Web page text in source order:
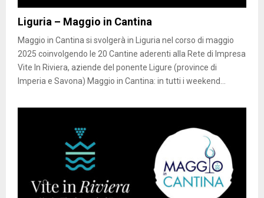
Liguria – Maggio in Cantina
Maggio in Cantina si svolgerà in Liguria nel corso di maggio
2025 coinvolgendo le 20 Cantine aderenti alla Rete di Impresa
Vite In Riviera, aziende del ponente Ligure (province di
Imperia e Savona) Maggio in Cantina: in tutti i weekend...